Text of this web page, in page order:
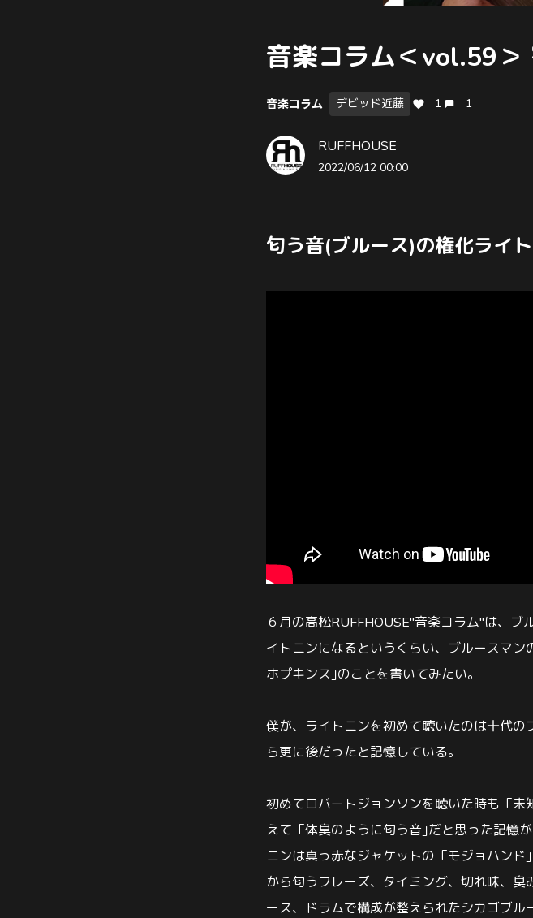
音楽コラム＜vol.59＞
音楽コラム デビッド近藤 1 1
RUFFHOUSE
2022/06/12 00:00
匂う音(ブルース)の権化ライ
６月の高松RUFFHOUSE"音楽コラム"は、
イトニンになるというくらい、ブルースマ
ホプキンス｣のことを書いてみたい。
僕が、ライトニンを初めて聴いたのは十代
ら更に後だったと記憶している。
初めてロバートジョンソンを聴いた時も「
えて「体臭のように匂う音｣だと思った記憶
ニンは真っ赤なジャケットの「モジョハン
から匂うフレーズ、タイミング、切れ味、臭
ース、ドラムで構成が整えられたシカゴブル